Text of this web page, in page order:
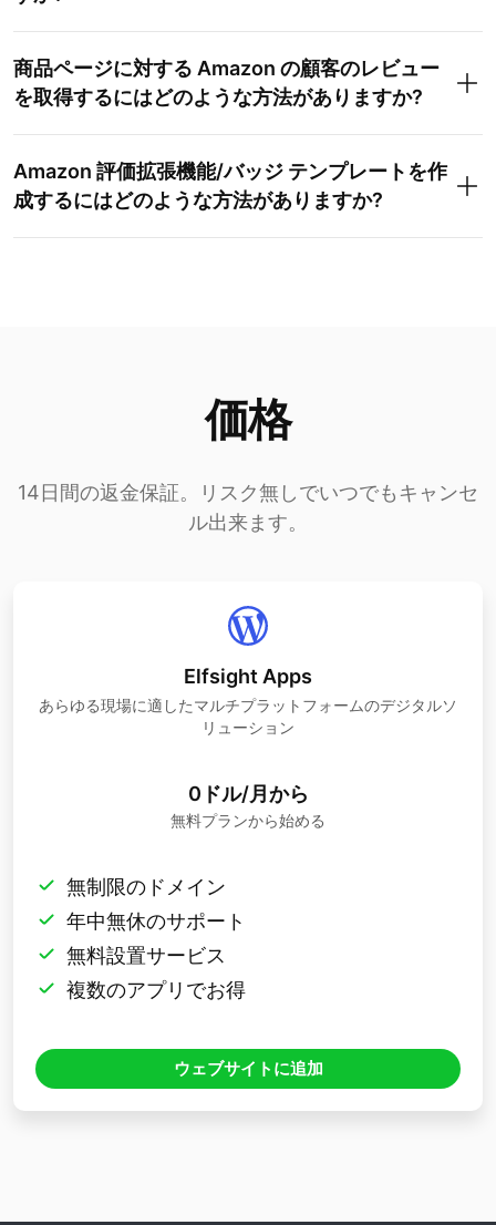
商品ページに対する Amazon の顧客のレビュー
を取得するにはどのような方法がありますか?
Amazon 評価拡張機能/バッジ テンプレートを作
成するにはどのような方法がありますか?
価格
14日間の返金保証。リスク無しでいつでもキャンセ
ル出来ます。
Elfsight Apps
あらゆる現場に適したマルチプラットフォームのデジタルソ
リューション
0ドル/月から
無料プランから始める
無制限のドメイン
年中無休のサポート
無料設置サービス
複数のアプリでお得
ウェブサイトに追加